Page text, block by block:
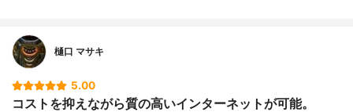
樋口 マサキ
5.00
コストを抑えながら質の高いインターネットが可能。